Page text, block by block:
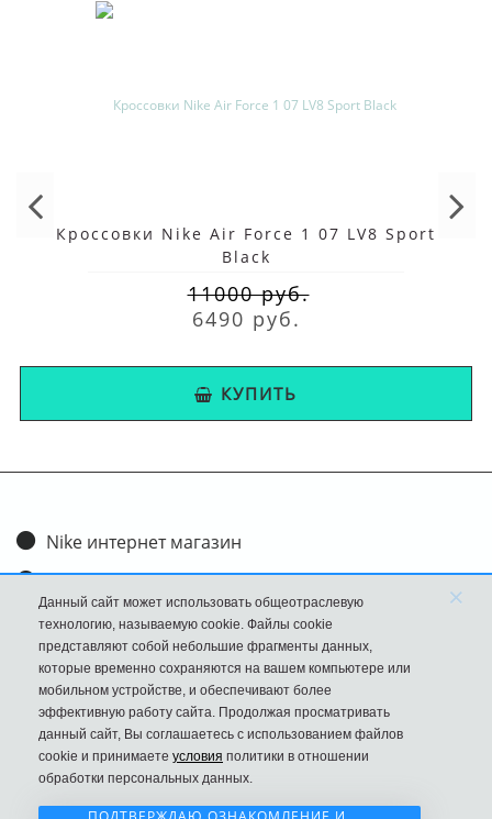
Кроссовки Nike Air Force 1 07 LV8 Sport
Black
11000 руб.
6490 руб.
КУПИТЬ
Nike интернет магазин
Доставка и оплата
Обмен и возврат
Размеры
FAQ
Новости
Политика Конфиденциальности
Данный сайт может использовать общеотраслевую
технологию, называемую cookie. Файлы cookie
представляют собой небольшие фрагменты данных,
которые временно сохраняются на вашем компьютере или
мобильном устройстве, и обеспечивают более
эффективную работу сайта. Продолжая просматривать
данный сайт, Вы соглашаетесь с использованием файлов
cookie и принимаете условия политики в отношении
обработки персональных данных.
×